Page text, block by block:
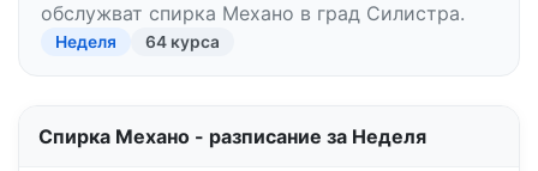
обслужват спирка Механо в град Силистра.
Неделя 64 курса
Спирка Механо - разписание за Неделя